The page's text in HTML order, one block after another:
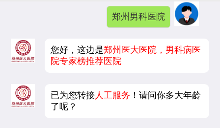
郑州男科医院
您好，这边是郑州医大医院，男科病医
院专家榜推荐医院
已为您转接 人工服务 ！请问你多大年龄
了呢？